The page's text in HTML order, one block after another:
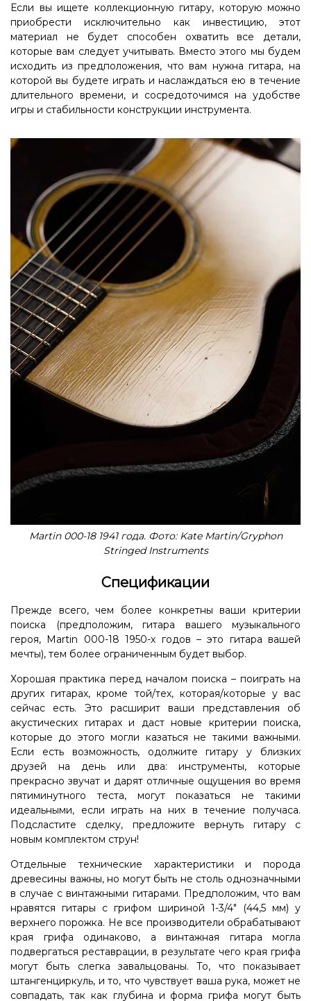
Если вы ищете коллекционную гитару, которую можно
приобрести исключительно как инвестицию, этот
материал не будет способен охватить все детали,
которые вам следует учитывать. Вместо этого мы будем
исходить из предположения, что вам нужна гитара, на
которой вы будете играть и наслаждаться ею в течение
длительного времени, и сосредоточимся на удобстве
игры и стабильности конструкции инструмента.
Martin 000-18 1941 года. Фото: Kate Martin/Gryphon
Stringed Instruments
Спецификации
Прежде всего, чем более конкретны ваши критерии
поиска (предположим, гитара вашего музыкального
героя, Martin 000-18 1950-х годов – это гитара вашей
мечты), тем более ограниченным будет выбор.
Хорошая практика перед началом поиска – поиграть на
других гитарах, кроме той/тех, которая/которые у вас
сейчас есть. Это расширит ваши представления об
акустических гитарах и даст новые критерии поиска,
которые до этого могли казаться не такими важными.
Если есть возможность, одолжите гитару у близких
друзей на день или два: инструменты, которые
прекрасно звучат и дарят отличные ощущения во время
пятиминутного теста, могут показаться не такими
идеальными, если играть на них в течение получаса.
Подсластите сделку, предложите вернуть гитару с
новым комплектом струн!
Отдельные технические характеристики и порода
древесины важны, но могут быть не столь однозначными
в случае с винтажными гитарами. Предположим, что вам
нравятся гитары с грифом шириной 1-3/4″ (44,5 мм) у
верхнего порожка. Не все производители обрабатывают
края грифа одинаково, а винтажная гитара могла
подвергаться реставрации, в результате чего края грифа
могут быть слегка завальцованы. То, что показывает
штангенциркуль, и то, что чувствует ваша рука, может не
совпадать, так как глубина и форма грифа могут быть